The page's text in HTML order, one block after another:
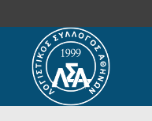
Skip to main content